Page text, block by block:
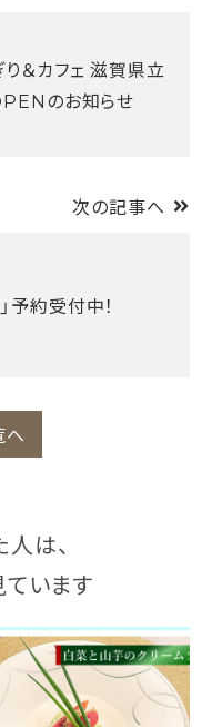
＆カフェ 滋賀県立
のお知らせ
次の記事へ
予約受付中！
へ
は、
います